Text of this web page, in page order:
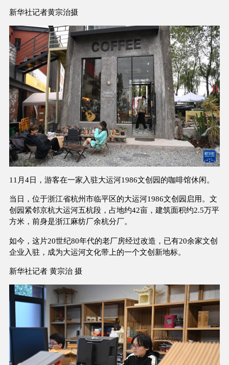
新华社记者黄宗治摄
11月4日，游客在一家入驻大运河1986文创园的咖啡馆休闲。
当日，位于浙江省杭州市临平区的大运河1986文创园启用。文
创园紧邻京杭大运河五杭段，占地约42亩，建筑面积约2.5万平
方米，前身是浙江麻纺厂余杭分厂。
如今，这片20世纪80年代的老厂房经过改造，已有20余家文创
企业入驻，成为大运河文化带上的一个文创新地标。
新华社记者 黄宗治 摄